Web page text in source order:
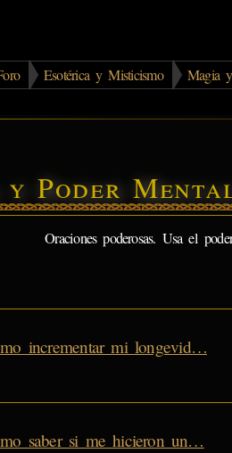
Esotérica y Misticismo Magia
y Poder
Oraciones poderosas. Usa el
incrementar mi longevid…
saber si me hicieron un…